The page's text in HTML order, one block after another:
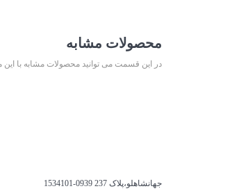
محصولات مشابه
در این قسمت می توانید محصولات مشابه با این
جهانشاهلو،پلاک 237
0939-1534101